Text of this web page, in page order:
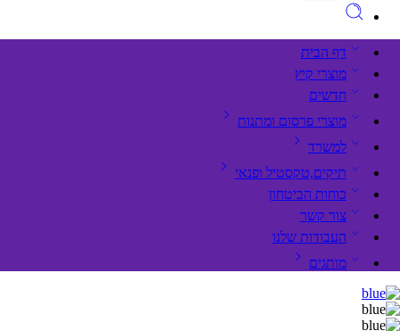
דף הבית
מוצרי קיץ
חדשים
מוצרי פרסום ומתנות
למשרד
תיקים,טקסטיל ופנאי
כוחות הביטחון
צור קשר
העבודות שלנו
מותגים